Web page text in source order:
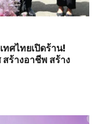
ศไทยเปิดร้าน!
ร้างอาชีพ สร้าง